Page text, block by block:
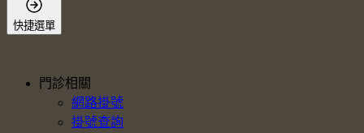
會員登入
快捷選單
門診相關
網路掛號
掛號查詢